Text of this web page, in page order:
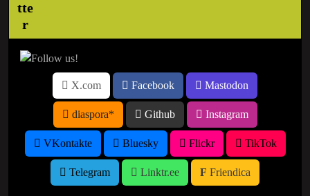
X.com Facebook Mastodon
diaspora* Github Instagram
VKontakte Bluesky Flickr TikTok
Telegram Linktr.ee Friendica